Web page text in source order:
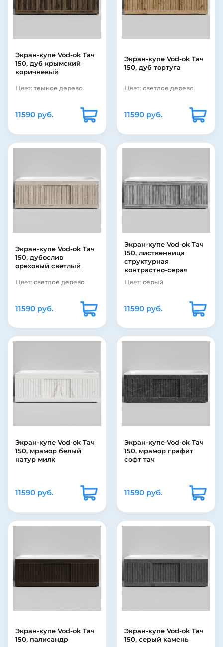
Экран-купе Vod-ok Тач
150, дуб крымский
коричневый
Цвет: темное дерево
11590 руб.
Экран-купе Vod-ok Тач
150, дуб тортуга
Цвет: светлое дерево
11590 руб.
Экран-купе Vod-ok Тач
150, дубослив
ореховый светлый
Цвет: светлое дерево
11590 руб.
Экран-купе Vod-ok Тач
150, лиственница
структурная
контрастно-серая
Цвет: серый
11590 руб.
Экран-купе Vod-ok Тач
150, мрамор белый
натур милк
11590 руб.
Экран-купе Vod-ok Тач
150, мрамор графит
софт тач
11590 руб.
Экран-купе Vod-ok Тач
150, палисандр
Экран-купе Vod-ok Тач
150, серый камень